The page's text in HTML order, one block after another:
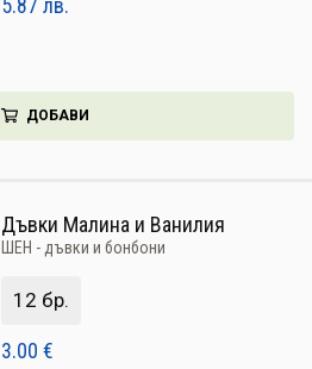
ДОБАВИ
Дъвки Малина и Ванилия
ШЕН - дъвки и бонбони
12 бр.
3.00 €